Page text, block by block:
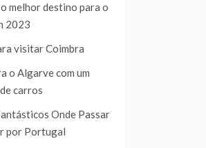
melhor destino para o
2023
visitar Coimbra
o Algarve com um
carros
Onde Passar
por Portugal